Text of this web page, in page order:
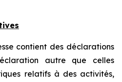
contient des déclarations
autre que celles
relatifs à des activités,